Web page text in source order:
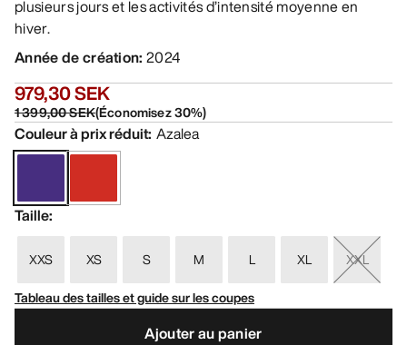
plusieurs jours et les activités d’intensité moyenne en
hiver.
Année de création: 2024
979,30 SEK
1 399,00 SEK(Économisez30%)
Couleur à prix réduit: Azalea
Taille:
XXS XS S M L XL
XXL
Tableau des tailles et guide sur les coupes
Ajouter au panier